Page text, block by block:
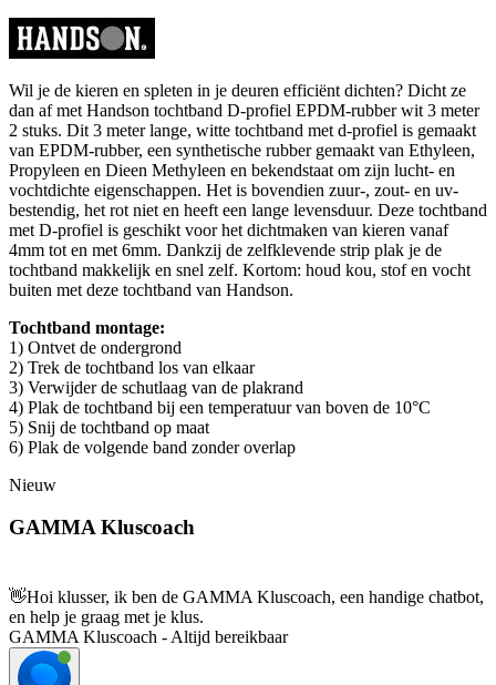
Wil je de kieren en spleten in je deuren efficiënt dichten? Dicht ze
dan af met Handson tochtband D-profiel EPDM-rubber wit 3 meter
2 stuks. Dit 3 meter lange, witte tochtband met d-profiel is gemaakt
van EPDM-rubber, een synthetische rubber gemaakt van Ethyleen,
Propyleen en Dieen Methyleen en bekendstaat om zijn lucht- en
vochtdichte eigenschappen. Het is bovendien zuur-, zout- en uv-
bestendig, het rot niet en heeft een lange levensduur. Deze tochtband
met D-profiel is geschikt voor het dichtmaken van kieren vanaf
4mm tot en met 6mm. Dankzij de zelfklevende strip plak je de
tochtband makkelijk en snel zelf. Kortom: houd kou, stof en vocht
buiten met deze tochtband van Handson.
Tochtband montage:
1) Ontvet de ondergrond
2) Trek de tochtband los van elkaar
3) Verwijder de schutlaag van de plakrand
4) Plak de tochtband bij een temperatuur van boven de 10°C
5) Snij de tochtband op maat
6) Plak de volgende band zonder overlap
Nieuw
GAMMA Kluscoach
👋Hoi klusser, ik ben de GAMMA Kluscoach, een handige chatbot,
en help je graag met je klus.
GAMMA Kluscoach - Altijd bereikbaar